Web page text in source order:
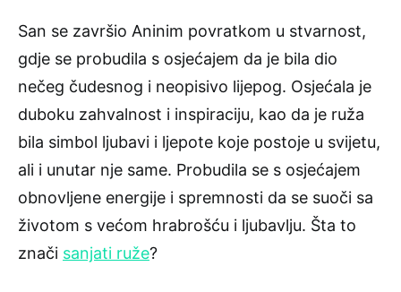
San se završio Aninim povratkom u stvarnost,
gdje se probudila s osjećajem da je bila dio
nečeg čudesnog i neopisivo lijepog. Osjećala je
duboku zahvalnost i inspiraciju, kao da je ruža
bila simbol ljubavi i ljepote koje postoje u svijetu,
ali i unutar nje same. Probudila se s osjećajem
obnovljene energije i spremnosti da se suoči sa
životom s većom hrabrošću i ljubavlju. Šta to
znači sanjati ruže?